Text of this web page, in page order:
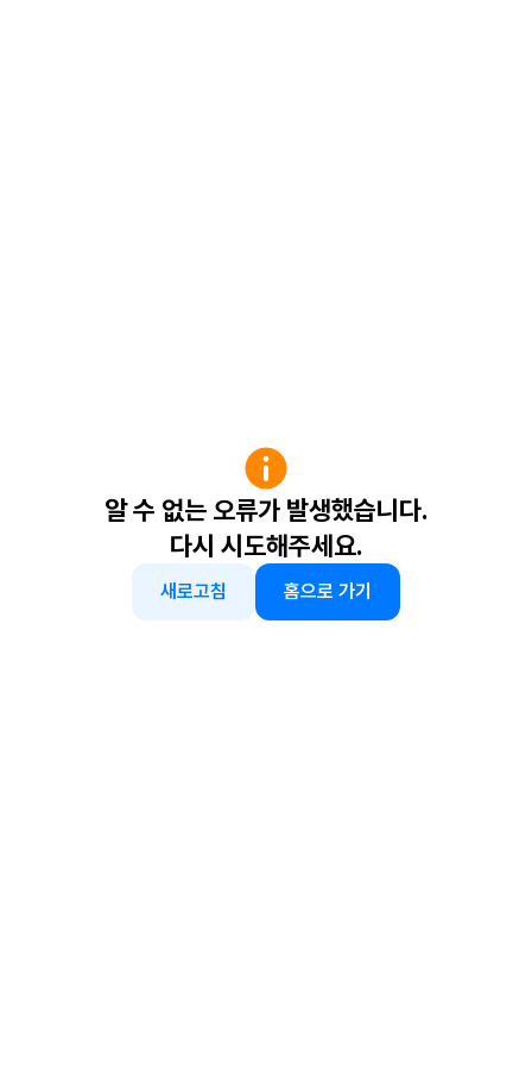
알 수 없는 오류가 발생했습니다.
다시 시도해주세요.
새로고침 홈으로 가기